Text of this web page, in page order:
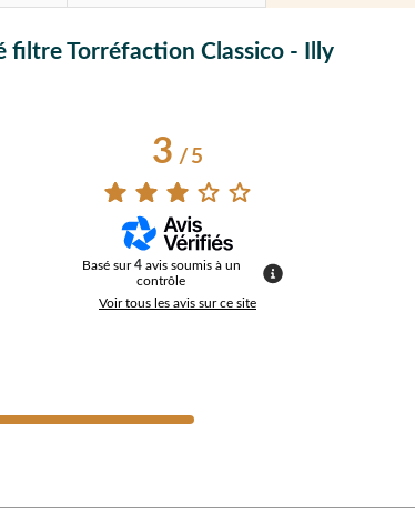
filtre Torréfaction Classico - Illy
3/ 5
Basé sur4 avis soumis à un
contrôle
Voir tous les avis sur ce site